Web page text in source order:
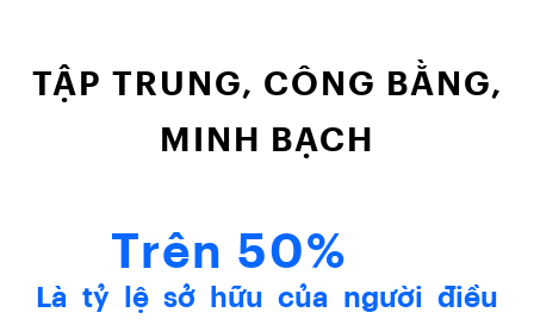
TẬP TRUNG, CÔNG BẰNG,
MINH BẠCH
Trên 50%
Là tỷ lệ sở hữu của người điều